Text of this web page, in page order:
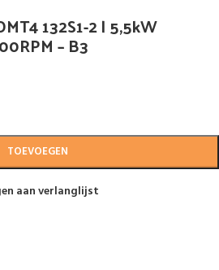
132S1-2 | 5,5kW
– B3
TOEVOEGEN
aan verlanglijst